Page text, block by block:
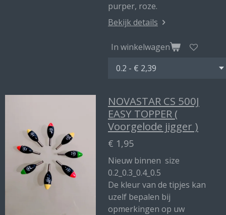
purper, roze.
Bekijk details
In winkelwagen
NOVASTAR CS 500J
EASY TOPPER (
Voorgelode jigger )
€ 1,95
Nieuw binnen size
0.2_0.3_0.4_0.5
De kleur van de tipjes kan
uzelf bepalen bij
opmerkingen op uw